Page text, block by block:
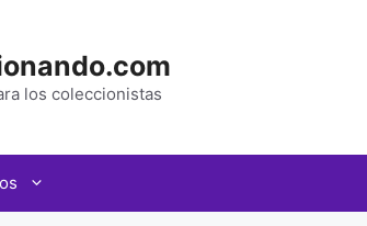
los coleccionistas